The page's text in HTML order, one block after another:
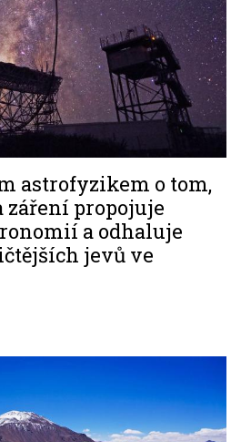
astrofyzikem o tom,
propojuje
a odhaluje
jevů ve